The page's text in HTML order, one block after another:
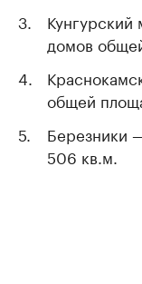
домов
общей
Березники
506 кв.м.